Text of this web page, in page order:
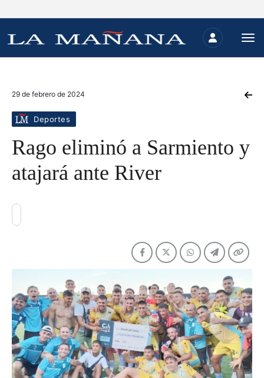
29 de febrero de 2024
Deportes
Rago eliminó a Sarmiento y
atajará ante River